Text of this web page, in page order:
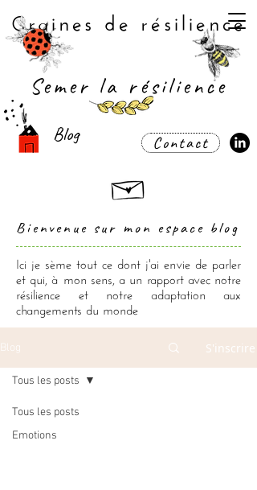
Semer la résilience
Graines de résilience
Contact
Blog
Bienvenue sur mon espace blog
Ici je sème tout ce dont j'ai envie de parler
et qui, à mon sens, a un rapport avec notre
résilience et notre adaptation aux
changements du monde
Blog S'inscrire
Tous les posts
Emotions
Tous les posts